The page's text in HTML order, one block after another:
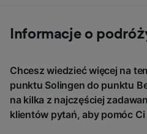
Informacje o
Chcesz wiedzieć więcej na
punktu Solingen do punktu
na kilka z najczęściej
klientów pytań, aby pomóc